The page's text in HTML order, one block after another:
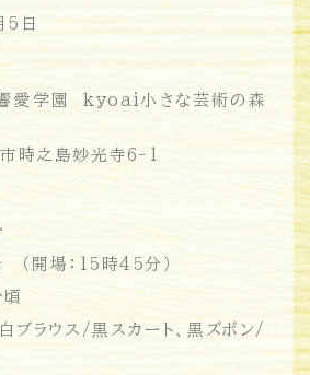
5日
愛学園 kyoai小さな芸術の森
市時之島妙光寺6-1
（開場：15時45分）
ブラウス/黒スカート、黒ズボン/